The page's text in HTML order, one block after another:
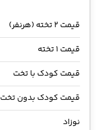
قیمت 2 تخته (هرنفر)
قیمت 1 تخته
قیمت کودک با تخت
قیمت کودک بدون تخت
نوزاد